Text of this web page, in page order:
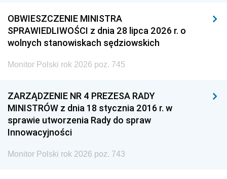
OBWIESZCZENIE MINISTRA
SPRAWIEDLIWOŚCI z dnia 28 lipca 2026 r. o
wolnych stanowiskach sędziowskich
Monitor Polski rok 2026 poz. 745
ZARZĄDZENIE NR 4 PREZESA RADY
MINISTRÓW z dnia 18 stycznia 2016 r. w
sprawie utworzenia Rady do spraw
Innowacyjności
Monitor Polski rok 2026 poz. 743